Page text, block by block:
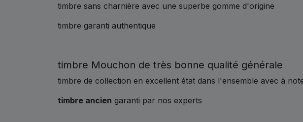
timbre sans charnière avec une superbe gomme d'origine
timbre garanti authentique
timbre Mouchon de très bonne qualité générale
timbre de collection en excellent état dans l'ensemble avec à
timbre ancien garanti par nos experts